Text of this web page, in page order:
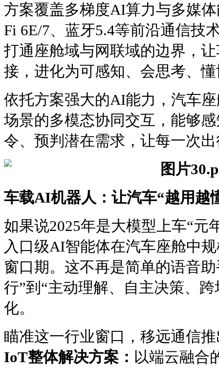
方案覆盖多梯度AI算力与多媒
Fi 6E/7、蓝牙5.4等前沿通信技
打通座舱域与网联域的边界，
接，进化为可感知、会思考、
依托方案强大的AI能力，汽车
场景的多模态协同交互，能够
令、预判潜在需求，让每一次
车载AI机器人：让汽车“越用越
如果说2025年是大模型上车“元
入口级AI智能体在汽车座舱中
窗口期。这不再是简单的语音
行”到“主动理解、自主决策、
化。
瞄准这一行业窗口，移远通信
IoT整体解决方案： 以端云融合